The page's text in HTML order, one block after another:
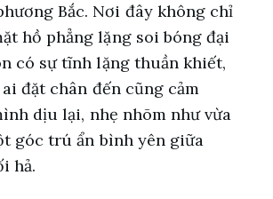
Bắc. Nơi đây không chỉ
hồ phẳng lặng soi bóng đại
có sự tĩnh lặng thuần khiết,
đặt chân đến cũng cảm
dịu lại, nhẹ nhõm như vừa
góc trú ẩn bình yên giữa
hả.